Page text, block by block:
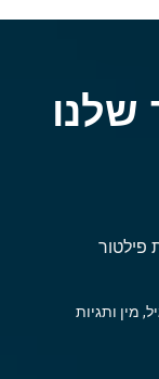
שלנו
פילטור
מין ותגיות